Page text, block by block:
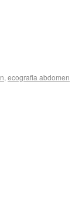
, ecografia abdomen